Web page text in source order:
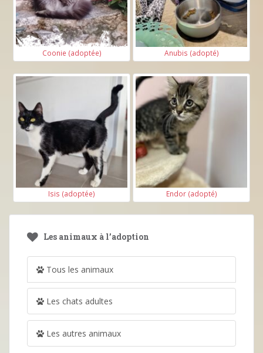
Coonie (adoptée) Anubis (adopté)
Isis (adoptée) Endor (adopté)
Les animaux à l’adoption
Tous les animaux
Les chats adultes
Les autres animaux